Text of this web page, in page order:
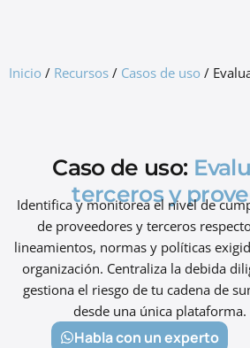
Inicio / Recursos / Casos de uso /
Caso de uso:
terceros y
Identifica y monitorea el nivel de
de proveedores y terceros
lineamientos, normas y políticas
organización. Centraliza la debida
gestiona el riesgo de tu cadena de
desde una única plataforma.
Habla con un experto